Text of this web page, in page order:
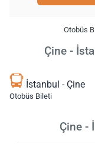
Otobüs
Çine -
İstanbul - Çine
Otobüs Bileti
Çine -